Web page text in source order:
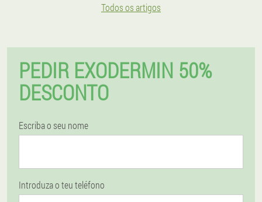
Todos os artigos
PEDIR EXODERMIN 50%
DESCONTO
Escriba o seu nome
Introduza o teu teléfono